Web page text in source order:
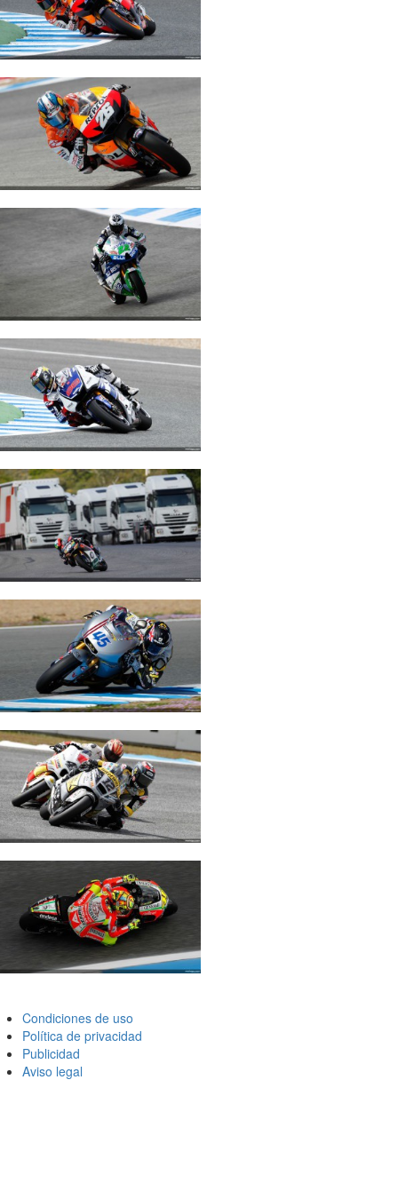
Condiciones de uso
Política de privacidad
Publicidad
Aviso legal